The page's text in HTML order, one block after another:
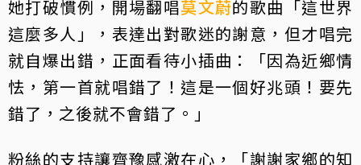
她打破慣例，開場翻唱莫文蔚的歌曲「這世界
這麼多人」，表達出對歌迷的謝意，但才唱完
就自爆出錯，正面看待小插曲：「因為近鄉情
怯，第一首就唱錯了！這是一個好兆頭！要先
錯了，之後就不會錯了。」
粉絲的支持讓齊豫感激在心，「謝謝家鄉的知